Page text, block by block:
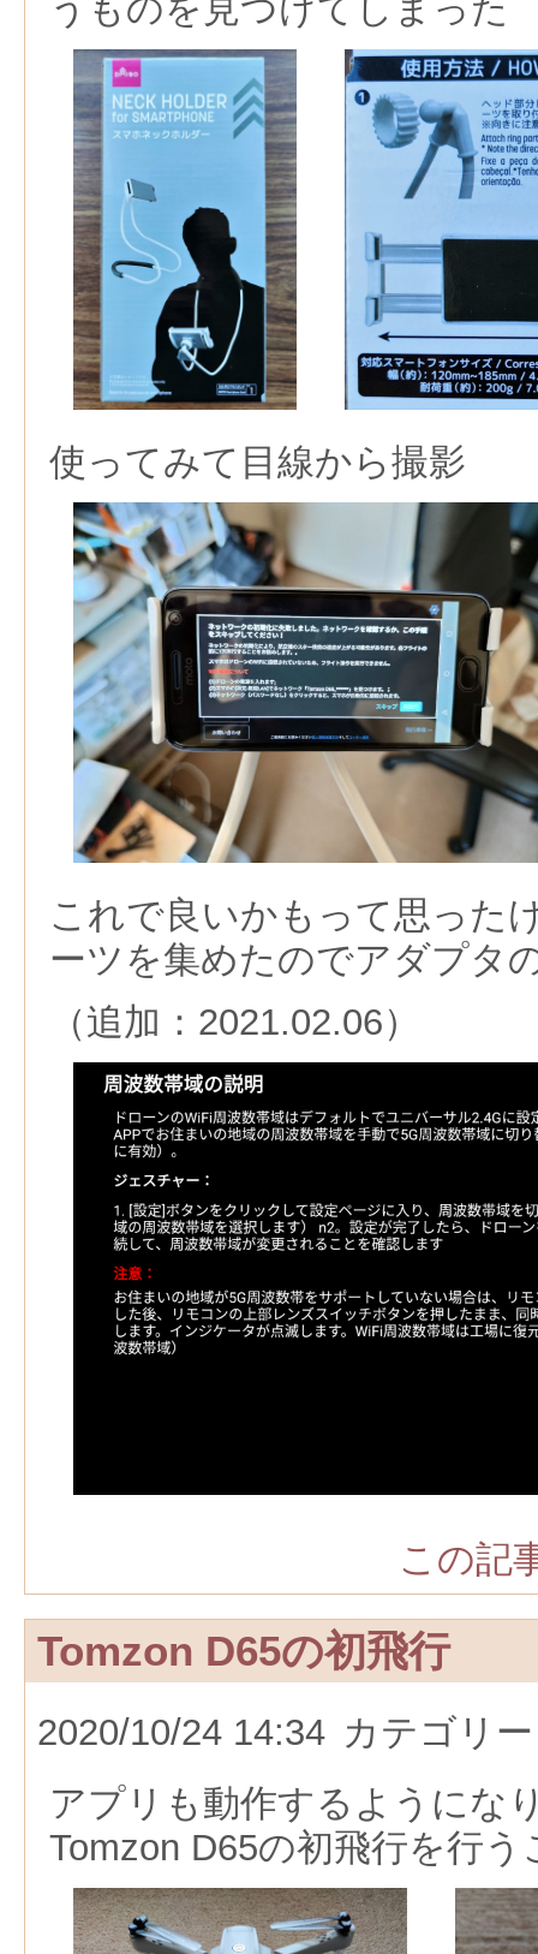
うものを見つけてしまった
使ってみて目線から撮影
これで良いかもって思った
ーツを集めたのでアダプタ
（追加：2021.02.06）
この記
Tomzon D65の初飛行
2020/10/24 14:34 カテゴリ
アプリも動作するようにな
Tomzon D65の初飛行を行